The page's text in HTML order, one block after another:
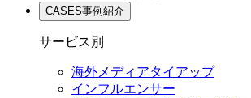
CASES事例紹介
サービス別
海外メディアタイアップ
インフルエンサー